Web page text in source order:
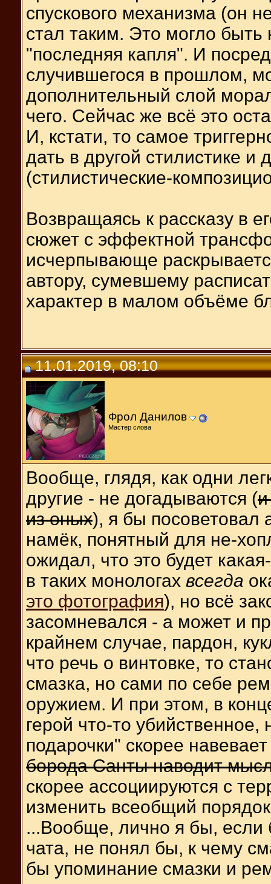
спускового механизма (он
стал таким. Это могло
"последняя капля". И
случившегося в прошлом,
дополнительный слой
чего. Сейчас же всё это
И, кстати, то самое
дать в другой стилистике
(стилистические-
Возвращаясь к рассказу в
сюжет с эффектной
исчерпывающе
автору, сумевшему
характер в малом объёме
11.01.2019, 08:10
Фрол Данилов
Мастер слова
Вообще, глядя, как одни
другие - не догадываются (
из оных), я бы посоветовал
намёк, понятный для не-
ожидал, что это будет
в таких монологах всегда
это фотография), но всё
засомневался - а может и
крайнем случае, пардон,
что речь о винтовке, то
смазка, но сами по себе
оружием. И при этом, в
герой что-то
подарочки" скорее
борода Санты наводит
скорее ассоциируются с
изменить всеобщий
...Вообще, лично я бы, если
чата, не понял бы, к чему
бы упоминание смазки и